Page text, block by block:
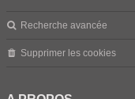
Recherche avancée
Supprimer les cookies